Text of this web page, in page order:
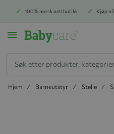
100% norsk nettbutikk Kjøp
Hjem Barneutstyr Stelle